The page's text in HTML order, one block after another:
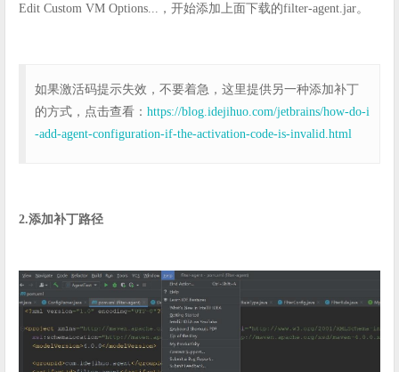
Edit Custom VM Options...，开始添加上面下载的filter-agent.jar。
如果激活码提示失效，不要着急，这里提供另一种添加补丁
的方式，点击查看： https://blog.idejihuo.com/jetbrains/how-do-i
-add-agent-configuration-if-the-activation-code-is-invalid.html
2.添加补丁路径